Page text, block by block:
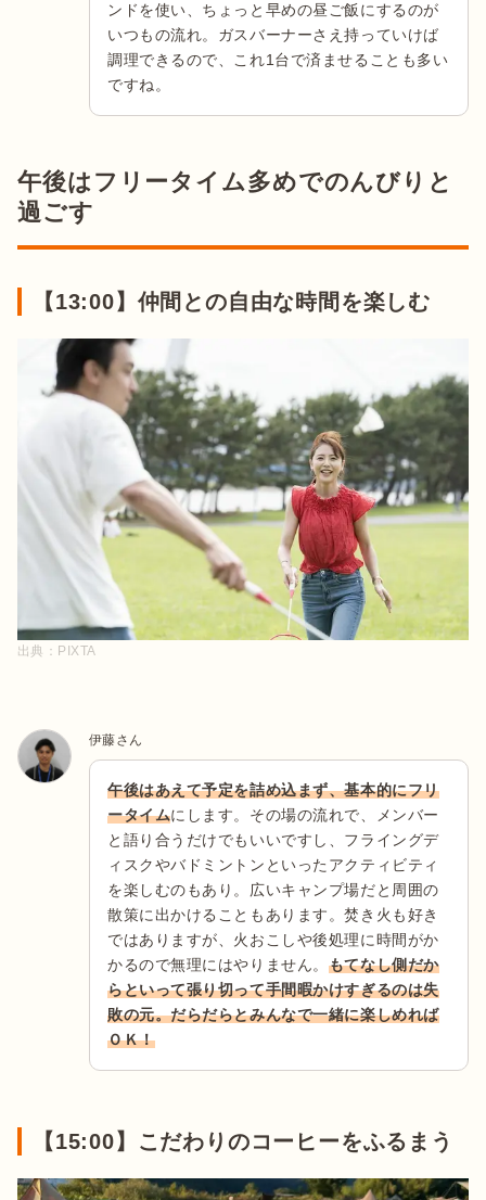
ンドを使い、ちょっと早めの昼ご飯にするのが
いつもの流れ。ガスバーナーさえ持っていけば
調理できるので、これ1台で済ませることも多い
ですね。
午後はフリータイム多めでのんびりと
過ごす
【13:00】仲間との自由な時間を楽しむ
出典： PIXTA
伊藤さん
午後はあえて予定を詰め込まず、基本的にフリ
ータイムにします。その場の流れで、メンバー
と語り合うだけでもいいですし、フライングデ
ィスクやバドミントンといったアクティビティ
を楽しむのもあり。広いキャンプ場だと周囲の
散策に出かけることもあります。焚き火も好き
ではありますが、火おこしや後処理に時間がか
かるので無理にはやりません。 もてなし側だか
らといって張り切って手間暇かけすぎるのは失
敗の元。だらだらとみんなで一緒に楽しめれば
ＯＫ！
【15:00】こだわりのコーヒーをふるまう